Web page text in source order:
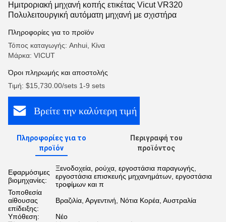
Ημιτροριακή μηχανή κοπής ετικέτας Vicut VR320
Πολυλειτουργική αυτόματη μηχανή με σχιστήρα
Πληροφορίες για το προϊόν
Τόπος καταγωγής: Anhui, Κίνα
Μάρκα: VICUT
Όροι πληρωμής και αποστολής
Τιμή: $15,730.00/sets 1-9 sets
Βρείτε την καλύτερη τιμή
Πληροφορίες για το
προϊόν
Περιγραφή του
προϊόντος
Εφαρμόσιμες
βιομηχανίες:
Ξενοδοχεία, ρούχα, εργοστάσια παραγωγής,
εργοστάσια επισκευής μηχανημάτων, εργοστάσια
τροφίμων και π
Τοποθεσία
αίθουσας
επίδειξης:
Βραζιλία, Αργεντινή, Νότια Κορέα, Αυστραλία
Υπόθεση:
Νέο